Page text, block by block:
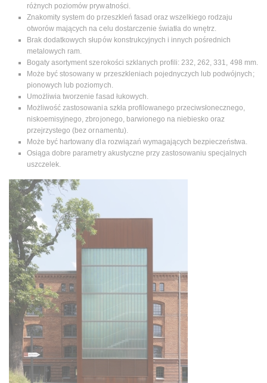
różnych poziomów prywatności.
Znakomity system do przeszkleń fasad oraz wszelkiego rodzaju
otworów mających na celu dostarczenie światła do wnętrz.
Brak dodatkowych słupów konstrukcyjnych i innych pośrednich
metalowych ram.
Bogaty asortyment szerokości szklanych profili: 232, 262, 331, 498 mm.
Może być stosowany w przeszkleniach pojednyczych lub podwójnych;
pionowych lub poziomych.
Umożliwia tworzenie fasad łukowych.
Możliwość zastosowania szkła profilowanego przeciwsłonecznego,
niskoemisyjnego, zbrojonego, barwionego na niebiesko oraz
przejrzystego (bez ornamentu).
Może być hartowany dla rozwiązań wymagających bezpieczeństwa.
Osiąga dobre parametry akustyczne przy zastosowaniu specjalnych
uszczelek.